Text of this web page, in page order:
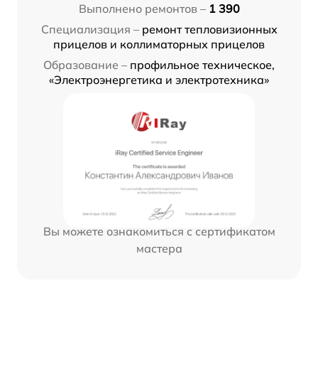
Выполнено ремонтов – 1 390
Специализация – ремонт тепловизионных
прицелов и коллиматорных прицелов
Образование – профильное техническое,
«Электроэнергетика и электротехника»
Вы можете ознакомиться с сертификатом
мастера